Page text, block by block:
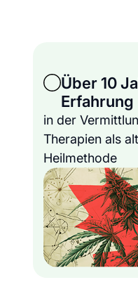
Über 10
Erfahrung
in der
Therapien als
Heilmethode